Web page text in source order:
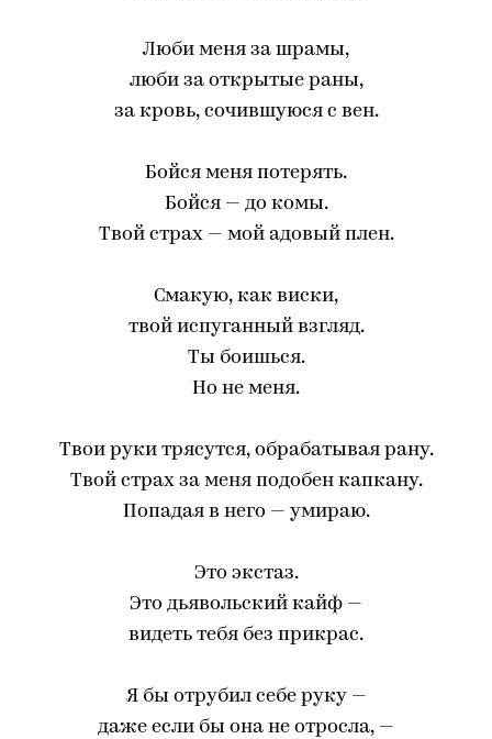
Люби меня за шрамы,
люби за открытые раны,
за кровь, сочившуюся с вен.
Бойся меня потерять.
Бойся — до комы.
Твой страх — мой адовый плен.
Смакую, как виски,
твой испуганный взгляд.
Ты боишься.
Но не меня.
Твои руки трясутся, обрабатывая рану.
Твой страх за меня подобен капкану.
Попадая в него — умираю.
Это экстаз.
Это дьявольский кайф —
видеть тебя без прикрас.
Я бы отрубил себе руку —
даже если бы она не отросла, —